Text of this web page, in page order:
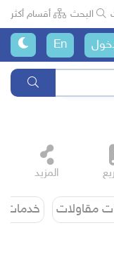
البحث أقسام أكثر
En
المزيد
مقاولات خدمات